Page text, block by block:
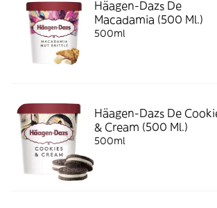
Häagen-Dazs De
Macadamia (500 Ml.)
500ml
Häagen-Dazs De
& Cream (500 Ml.)
500ml